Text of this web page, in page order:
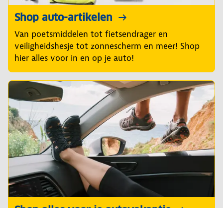
Shop auto-artikelen
Van poetsmiddelen tot fietsendrager en
veiligheidshesje tot zonnescherm en meer! Shop
hier alles voor in en op je auto!